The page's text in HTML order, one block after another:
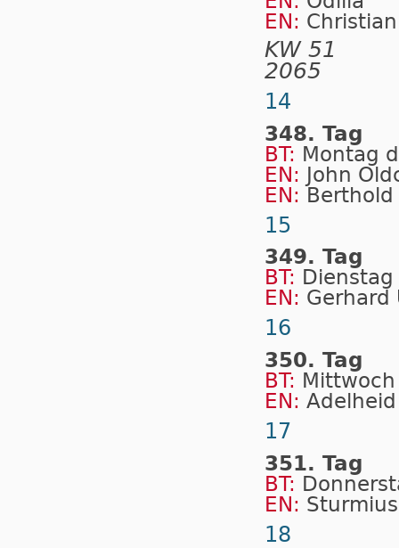
EN:
KW 51
2065
14
348. Tag
BT: Montag
EN: John
EN:
15
349. Tag
BT:
EN: Gerhard
16
350. Tag
BT:
EN:
17
351. Tag
BT:
EN:
18